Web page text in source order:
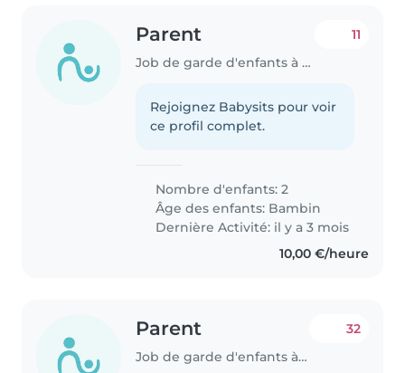
Parent
Job de garde d'enfants à Sanem
11
Rejoignez Babysits pour voir
ce profil complet.
Nombre d'enfants: 2
Âge des enfants: Bambin
Dernière Activité: il y a 3 mois
10,00 €/heure
Parent
Job de garde d'enfants à Dudelange
32